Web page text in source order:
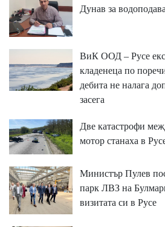
Дунав за
ВиК ООД – Русе
кладенеца по
дебита не налага
засега
Две катастрофи
мотор станаха в
Министър Пулев
парк ЛВЗ на
визитата си в Русе